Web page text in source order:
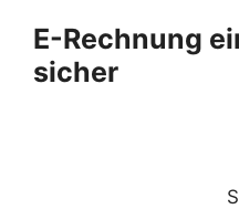
Inhalt
springen
E-Rechnung
sicher